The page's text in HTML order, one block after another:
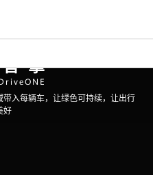
擎
入每辆车，让绿色可持续，让出行
好